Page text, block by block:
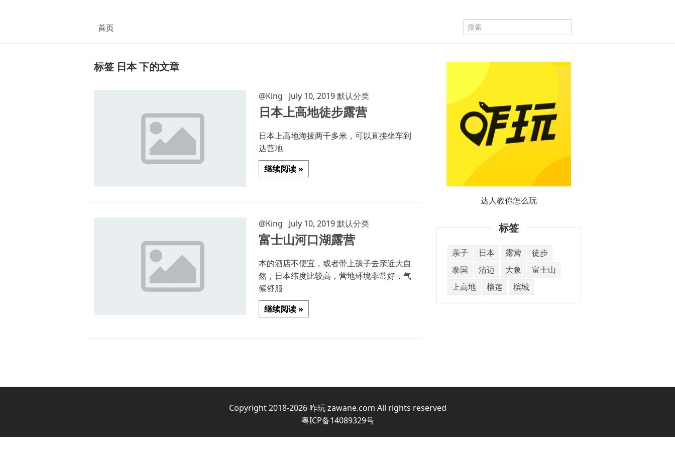
首页
标签 日本 下的文章
@King July 10, 2019默认分类
日本上高地徒步露营
日本上高地海拔两千多米，可以直接坐车到
达营地
继续阅读 »
@King July 10, 2019默认分类
富士山河口湖露营
本的酒店不便宜，或者带上孩子去亲近大自
然，日本纬度比较高，营地环境非常好，气
候舒服
继续阅读 »
达人教你怎么玩
标签
亲子 日本 露营
徒步
泰国
清迈 大象
富士山
上高地
榴莲 槟城
Copyright 2018-2026 咋玩zawane.com All rights reserved
粤ICP备14089329号